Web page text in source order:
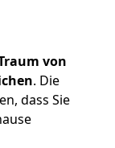
von
. Die
dass Sie